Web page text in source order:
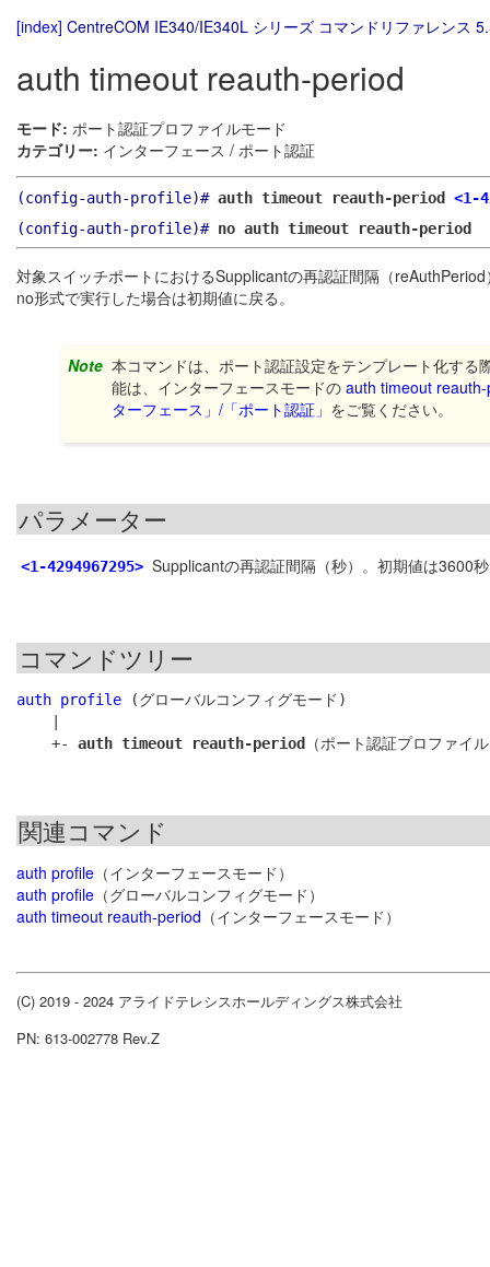
[index] CentreCOM IE340/IE340L シリーズ コマンドリファレンス
auth timeout reauth-period
モード: ポート認証プロファイルモード
カテゴリー: インターフェース / ポート認証
(config-auth-profile)# auth timeout reauth-period <1-
(config-auth-profile)# no auth timeout reauth-period
対象スイッチポートにおけるSupplicantの再認証間隔（
no形式で実行した場合は初期値に戻る。
Note 本コマンドは、ポート認証設定をテンプレート化す
能は、インターフェースモードのauth timeout
ターフェース」/「ポート認証」 をご覧ください。
パラメーター
<1-4294967295> Supplicantの再認証間隔（秒）。初期値は3600秒
コマンドツリー
auth profile (グローバルコンフィグモード)
    +-
auth timeout reauth-period
関連コマンド
auth profile （インターフェースモード）
auth profile （グローバルコンフィグモード）
auth timeout reauth-period （インターフェースモード）
(C) 2019 - 2024 アライドテレシスホールディングス株式会社
PN: 613-002778 Rev.Z